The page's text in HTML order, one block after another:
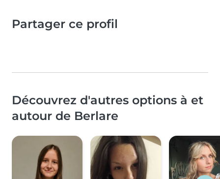
Partager ce profil
Découvrez d'autres options à et
autour de Berlare